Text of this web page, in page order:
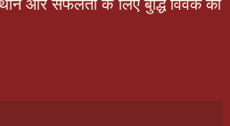
और सफलता के लिए बुद्धि विवेक को